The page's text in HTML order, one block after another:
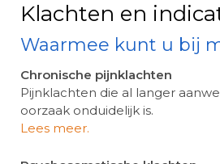
Klachten en
Waarmee kunt u bij
Chronische pijnklachten
Pijnklachten die al langer
oorzaak onduidelijk is.
Lees meer.